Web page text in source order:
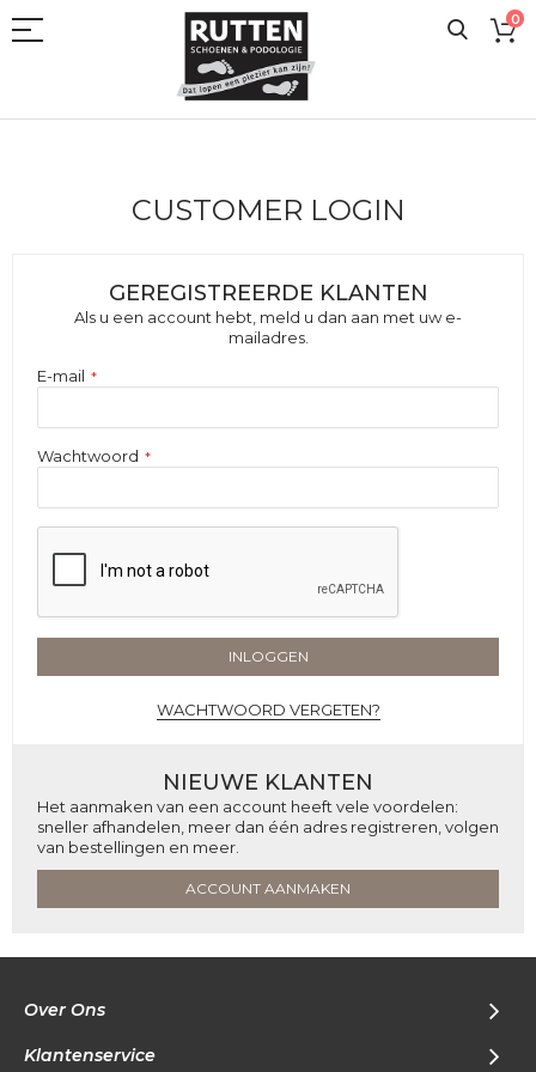
naar
0
CUSTOMER LOGIN
GEREGISTREERDE KLANTEN
Als u een account hebt, meld u dan aan met uw e-
mailadres.
E-mail
Wachtwoord
INLOGGEN
WACHTWOORD VERGETEN?
NIEUWE KLANTEN
Het aanmaken van een account heeft vele voordelen:
sneller afhandelen, meer dan één adres registreren, volgen
van bestellingen en meer.
ACCOUNT AANMAKEN
Over Ons
Klantenservice